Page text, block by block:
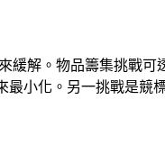
緩解。物品籌集挑戰可
小化。另一挑戰是競